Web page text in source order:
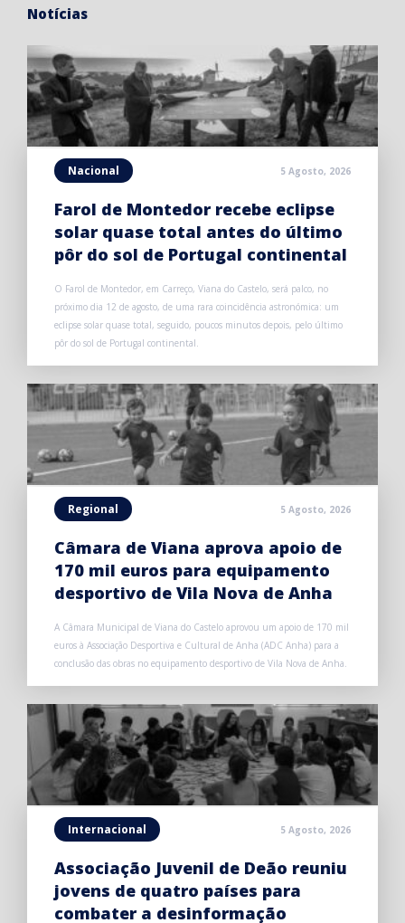
Notícias
Nacional 5 Agosto, 2026
Farol de Montedor recebe eclipse
solar quase total antes do último
pôr do sol de Portugal continental
O Farol de Montedor, em Carreço, Viana do Castelo, será palco, no
próximo dia 12 de agosto, de uma rara coincidência astronómica: um
eclipse solar quase total, seguido, poucos minutos depois, pelo último
pôr do sol de Portugal continental.
Regional 5 Agosto, 2026
Câmara de Viana aprova apoio de
170 mil euros para equipamento
desportivo de Vila Nova de Anha
A Câmara Municipal de Viana do Castelo aprovou um apoio de 170 mil
euros à Associação Desportiva e Cultural de Anha (ADC Anha) para a
conclusão das obras no equipamento desportivo de Vila Nova de Anha.
Internacional 5 Agosto, 2026
Associação Juvenil de Deão reuniu
jovens de quatro países para
combater a desinformação